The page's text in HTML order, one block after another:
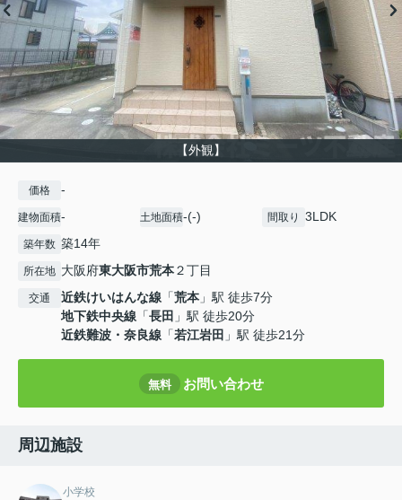
【外観】
価格 -
建物面積- 土地面積-(-) 間取り 3LDK
築年数 築14年
所在地 大阪府東大阪市荒本２丁目
交通 近鉄けいはんな線 「荒本 」駅 徒歩7分
地下鉄中央線 「長田 」駅 徒歩20分
近鉄難波・奈良線 「若江岩田 」駅 徒歩21分
無料 お問い合わせ
周辺施設
小学校